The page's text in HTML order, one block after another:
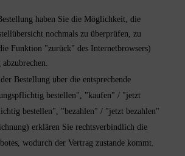
haben Sie die Möglichkeit, die
nochmals zu überprüfen, zu
Funktion "zurück" des Internetbrowsers)
Bestellung über die entsprechende
bestellen", "kaufen" / "jetzt
bestellen", "bezahlen" / "jetzt bezahlen"
erklären Sie rechtsverbindlich die
wodurch der Vertrag zustande kommt.